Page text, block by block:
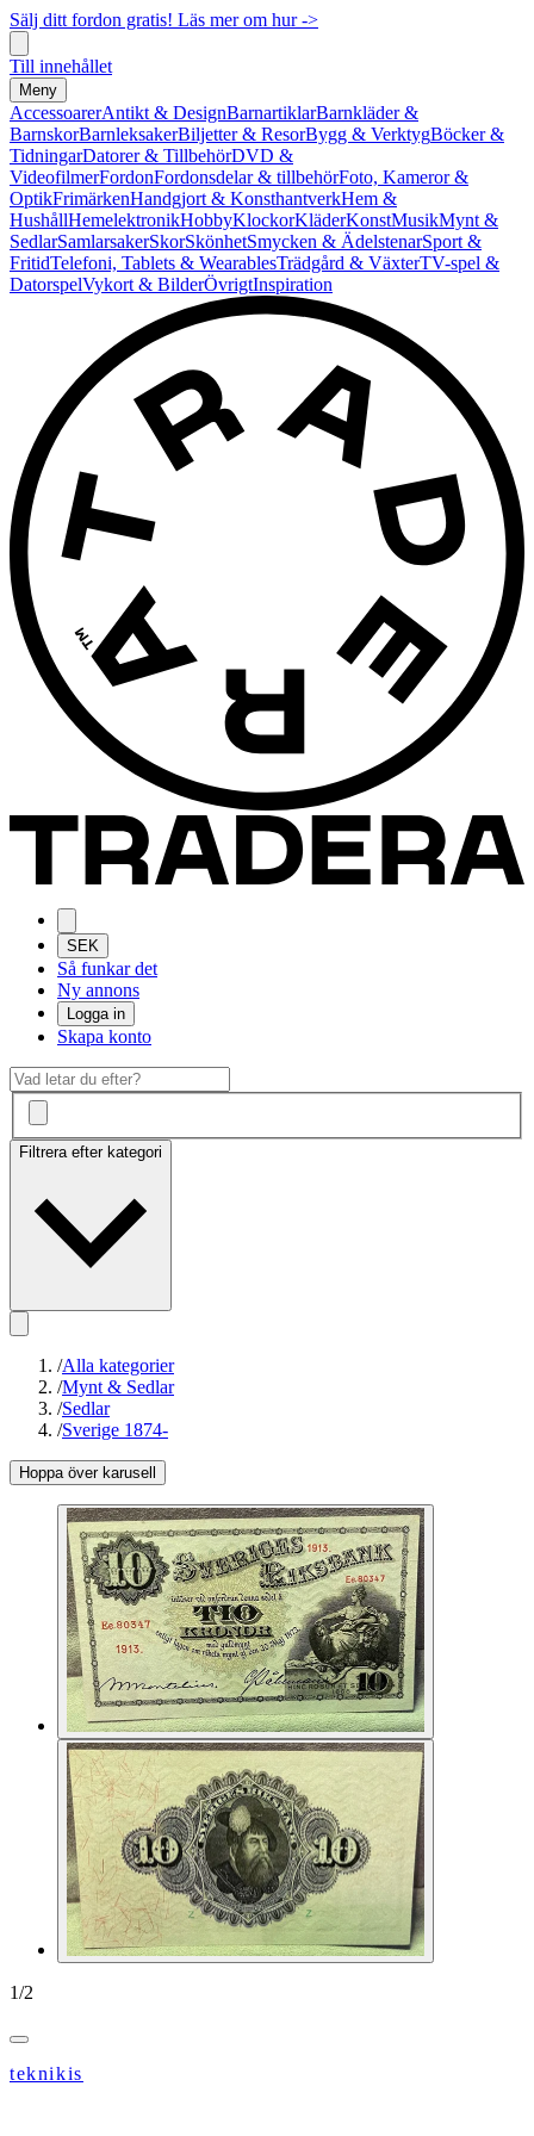
Sälj ditt fordon gratis! Läs mer om hur ->
Till innehållet
Meny
AccessoarerAntikt & DesignBarnartiklarBarnkläder &
BarnskorBarnleksakerBiljetter & ResorBygg & VerktygBöcker &
TidningarDatorer & TillbehörDVD &
VideofilmerFordonFordonsdelar & tillbehörFoto, Kameror &
OptikFrimärkenHandgjort & KonsthantverkHem &
HushållHemelektronikHobbyKlockorKläderKonstMusikMynt &
SedlarSamlarsakerSkorSkönhetSmycken & ÄdelstenarSport &
FritidTelefoni, Tablets & WearablesTrädgård & VäxterTV-spel &
DatorspelVykort & BilderÖvrigtInspiration
SEK
Så funkar det
Ny annons
Logga in
Skapa konto
Filtrera efter kategori
/Alla kategorier
/Mynt & Sedlar
/Sedlar
/Sverige 1874-
Hoppa över karusell
1/2
teknikis